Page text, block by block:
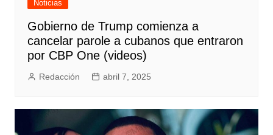
Noticias
Gobierno de Trump comienza a
cancelar parole a cubanos que entraron
por CBP One (videos)
Redacción abril 7, 2025